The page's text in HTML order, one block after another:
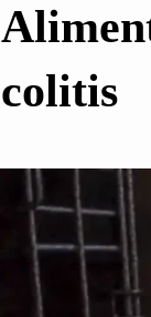
colitis